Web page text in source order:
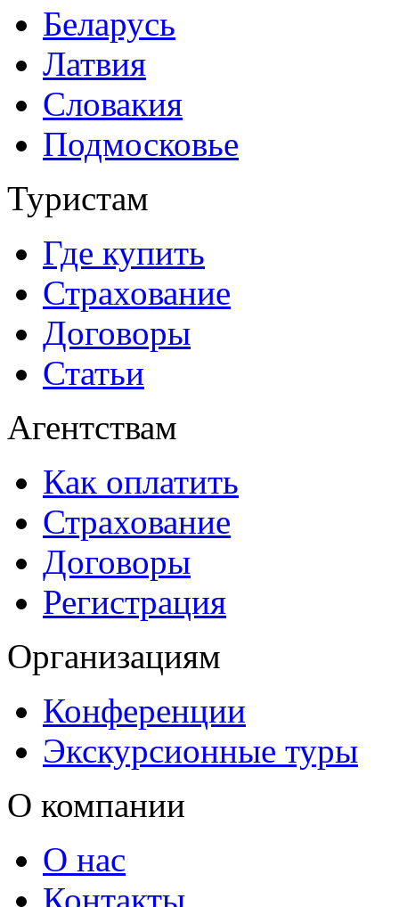
Беларусь
Латвия
Словакия
Подмосковье
Туристам
Где купить
Страхование
Договоры
Статьи
Агентствам
Как оплатить
Страхование
Договоры
Регистрация
Организациям
Конференции
Экскурсионные туры
О компании
О нас